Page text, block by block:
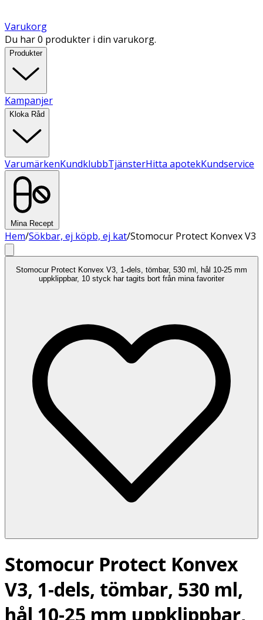
Varukorg
Du har 0 produkter i din varukorg.
Produkter
Kampanjer
Kloka Råd
VarumärkenKundklubbTjänsterHitta apotekKundservice
Mina Recept
Hem/Sökbar, ej köpb, ej kat/Stomocur Protect Konvex V3
Stomocur Protect Konvex V3, 1-dels, tömbar, 530 ml, hål 10-25 mm
uppklippbar, 10 styck har tagits bort från mina favoriter
Stomocur Protect Konvex
V3, 1-dels, tömbar, 530 ml,
hål 10-25 mm uppklippbar,